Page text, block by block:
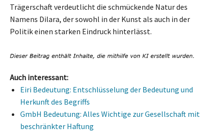
Trägerschaft verdeutlicht die schmückende Natur des
Namens Dilara, der sowohl in der Kunst als auch in der
Politik einen starken Eindruck hinterlässt.
Auch interessant:
Eiri Bedeutung: Entschlüsselung der Bedeutung und
Herkunft des Begriffs
GmbH Bedeutung: Alles Wichtige zur Gesellschaft mit
beschränkter Haftung